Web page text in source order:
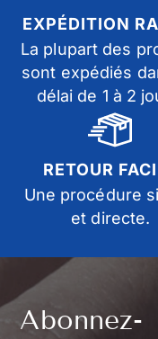
EXPÉDITION
La plupart des
sont expédiés
délai de 1 à 2
RETOUR
Une procédure
et directe.
Abonnez-